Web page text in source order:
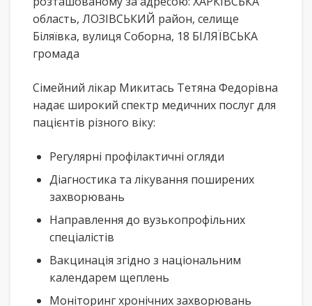
область, ЛОЗІВСЬКИЙ район, селище
Біляївка, вулиця Соборна, 18 БІЛЯЇВСЬКА
громада
Сімейний лікар Микитась Тетяна Федорівна
надає широкий спектр медичних послуг для
пацієнтів різного віку:
Регулярні профілактичні огляди
Діагностика та лікування поширених
захворювань
Направлення до вузькопрофільних
спеціалістів
Вакцинація згідно з національним
календарем щеплень
Моніторинг хронічних захворювань